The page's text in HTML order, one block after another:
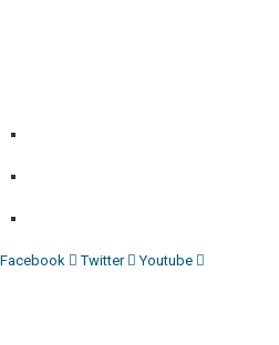
Facebook Twitter Youtube